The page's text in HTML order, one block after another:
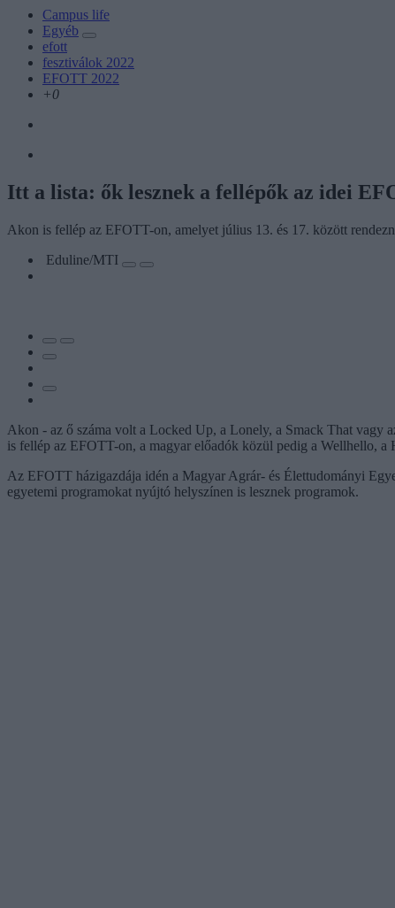
Campus life
Egyéb
efott
fesztiválok 2022
EFOTT 2022
+0
Itt a lista: ők lesznek a fellépők az idei
Akon is fellép az EFOTT-on, amelyet július 13. és 17. között
Eduline/MTI
Akon - az ő száma volt a Locked Up, a Lonely, a Smack That vagy
is fellép az EFOTT-on, a magyar előadók közül pedig a Wellhello,
Az EFOTT házigazdája idén a Magyar Agrár- és Élettudományi
egyetemi programokat nyújtó helyszínen is lesznek programok.